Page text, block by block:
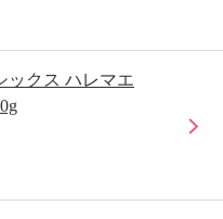
ックス ハレマエ